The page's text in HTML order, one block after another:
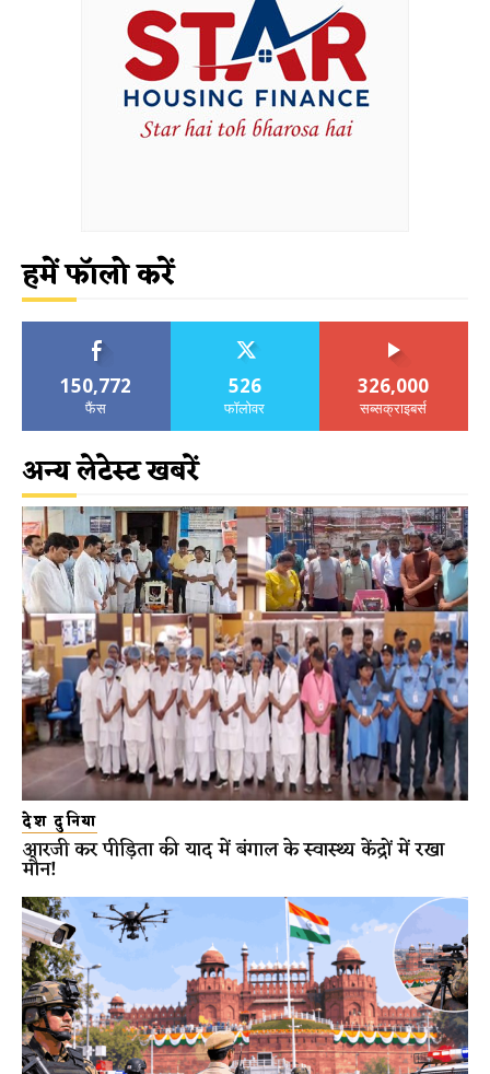
हमें फॉलो करें
150,772
फैंस
526
फॉलोवर
326,000
सब्सक्राइबर्स
अन्य लेटेस्ट खबरें
देश दुनिया
आरजी कर पीड़िता की याद में बंगाल के स्वास्थ्य केंद्रों में रखा
मौन!